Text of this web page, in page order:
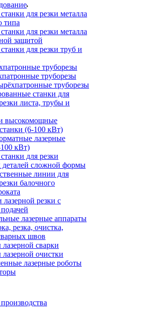
для резки металла
типа
для резки металла
защитой
для резки труб и
труборезы
труборезы
труборезы
станки для
листа, трубы и
высокомощные
(6-100 кВт)
лазерные
кВт)
для резки
сложной формы
линии для
балочного
лазерной резки с
лазерные аппараты
резка, очистка,
швов
сварки
очистки
лазерные роботы